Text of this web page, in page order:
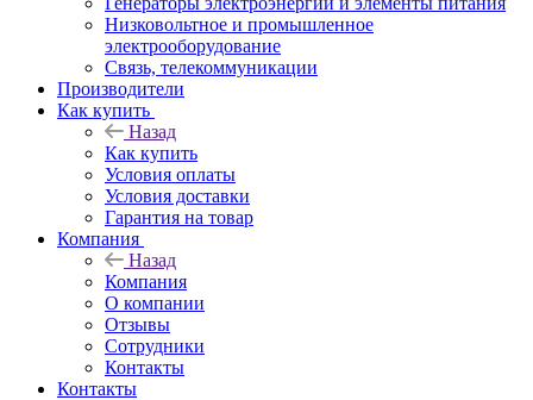
Низковольтное и промышленное
электрооборудование
Связь, телекоммуникации
Производители
Как купить
Назад
Как купить
Условия оплаты
Условия доставки
Гарантия на товар
Компания
Назад
Компания
О компании
Отзывы
Сотрудники
Контакты
Контакты